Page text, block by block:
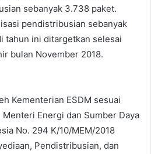
sebanyak 3.738 paket.
pendistribusian sebanyak
tahun ini ditargetkan selesai
bulan November 2018.
Kementerian ESDM sesuai
Energi dan Sumber Daya
No. 294 K/10/MEM/2018
Pendistribusian, dan